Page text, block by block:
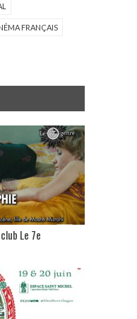
FRANÇAIS
Le 7e